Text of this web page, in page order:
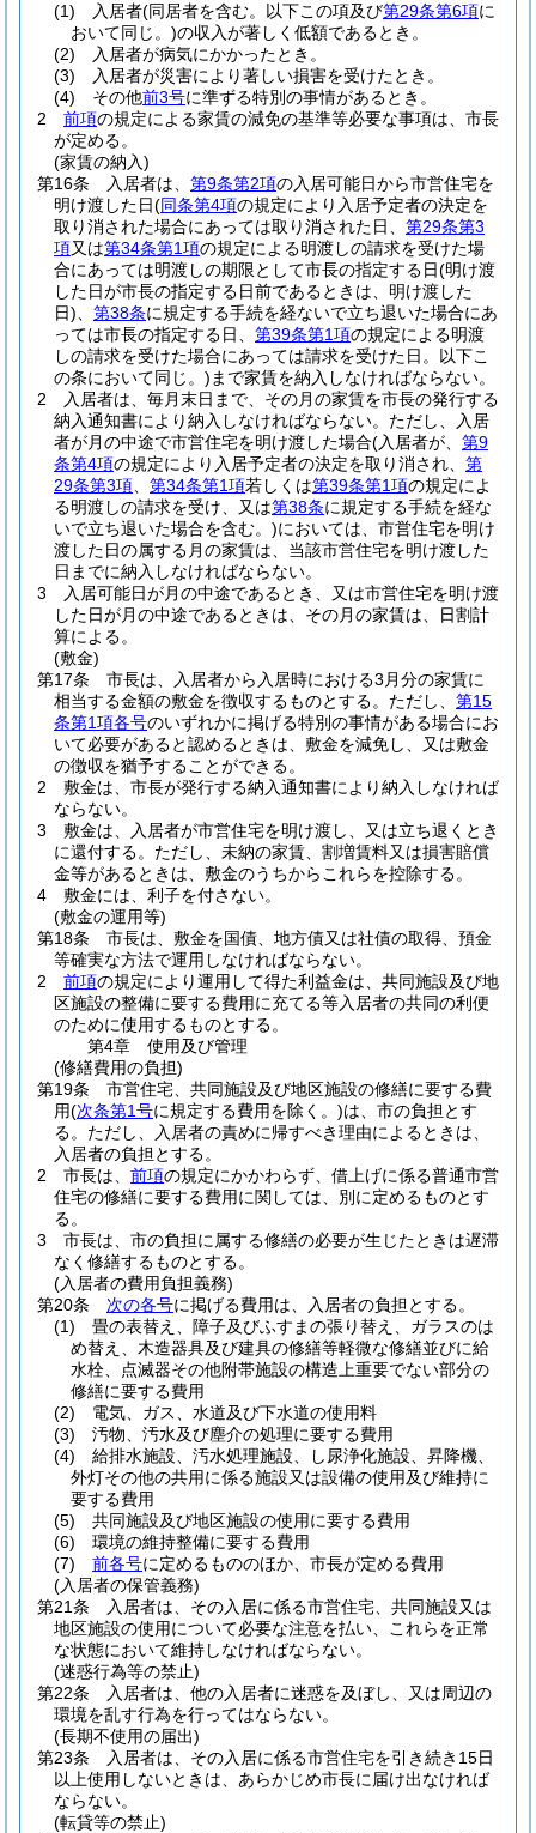
(1)
入居者(同居者を含む。以下この項及び第29条第6項に
おいて同じ。)の収入が著しく低額であるとき。
(2)
入居者が病気にかかったとき。
(3)
入居者が災害により著しい損害を受けたとき。
(4)
その他前3号に準ずる特別の事情があるとき。
2
前項の規定による家賃の減免の基準等必要な事項は、市長
が定める。
(家賃の納入)
第16条
入居者は、 第9条第2項の入居可能日から市営住宅を
明け渡した日(同条第4項の規定により入居予定者の決定を
取り消された場合にあっては取り消された日、 第29条第3
項又は第34条第1項の規定による明渡しの請求を受けた場
合にあっては明渡しの期限として市長の指定する日(明け渡
した日が市長の指定する日前であるときは、明け渡した
日)
第38条に規定する手続を経ないで立ち退いた場合にあ
っては市長の指定する日、 第39条第1項の規定による明渡
しの請求を受けた場合にあっては請求を受けた日。以下こ
の条において同じ。) まで家賃を納入しなければならない。
2
入居者は、毎月末日まで、その月の家賃を市長の発行する
納入通知書により納入しなければならない。 ただし、入居
者が月の中途で市営住宅を明け渡した場合(入居者が、 第9
条第4項の規定により入居予定者の決定を取り消され、 第
29条第3項
第34条第1項若しくは第39条第1項の規定によ
る明渡しの請求を受け、又は第38条に規定する手続を経な
いで立ち退いた場合を含む。)においては、市営住宅を明け
渡した日の属する月の家賃は、当該市営住宅を明け渡した
日までに納入しなければならない。
3
入居可能日が月の中途であるとき、又は市営住宅を明け渡
した日が月の中途であるときは、その月の家賃は、日割計
算による。
(敷金)
第17条
市長は、入居者から入居時における3月分の家賃に
相当する金額の敷金を徴収するものとする。 ただし、 第15
条第1項各号のいずれかに掲げる特別の事情がある場合にお
いて必要があると認めるときは、敷金を減免し、又は敷金
の徴収を猶予することができる。
2
敷金は、市長が発行する納入通知書により納入しなければ
ならない。
3
敷金は、入居者が市営住宅を明け渡し、又は立ち退くとき
に還付する。 ただし、未納の家賃、割増賃料又は損害賠償
金等があるときは、敷金のうちからこれらを控除する。
4
敷金には、利子を付さない。
(敷金の運用等)
第18条
市長は、敷金を国債、地方債又は社債の取得、預金
等確実な方法で運用しなければならない。
2
前項の規定により運用して得た利益金は、共同施設及び地
区施設の整備に要する費用に充てる等入居者の共同の利便
のために使用するものとする。
第4章
使用及び管理
(修繕費用の負担)
第19条
市営住宅、共同施設及び地区施設の修繕に要する費
用(次条第1号に規定する費用を除く。)は、市の負担とす
る。 ただし、入居者の責めに帰すべき理由によるときは、
入居者の負担とする。
2
市長は、 前項の規定にかかわらず、借上げに係る普通市営
住宅の修繕に要する費用に関しては、別に定めるものとす
る。
3
市長は、市の負担に属する修繕の必要が生じたときは遅滞
なく修繕するものとする。
(入居者の費用負担義務)
第20条
次の各号に掲げる費用は、入居者の負担とする。
(1)
畳の表替え、障子及びふすまの張り替え、ガラスのは
め替え、木造器具及び建具の修繕等軽微な修繕並びに給
水栓、点滅器その他附帯施設の構造上重要でない部分の
修繕に要する費用
(2)
電気、ガス、水道及び下水道の使用料
(3)
汚物、汚水及び塵介の処理に要する費用
(4)
給排水施設、汚水処理施設、し尿浄化施設、昇降機、
外灯その他の共用に係る施設又は設備の使用及び維持に
要する費用
(5)
共同施設及び地区施設の使用に要する費用
(6)
環境の維持整備に要する費用
(7)
前各号に定めるもののほか、市長が定める費用
(入居者の保管義務)
第21条
入居者は、その入居に係る市営住宅、共同施設又は
地区施設の使用について必要な注意を払い、これらを正常
な状態において維持しなければならない。
(迷惑行為等の禁止)
第22条
入居者は、他の入居者に迷惑を及ぼし、又は周辺の
環境を乱す行為を行ってはならない。
(長期不使用の届出)
第23条
入居者は、その入居に係る市営住宅を引き続き15日
以上使用しないときは、あらかじめ市長に届け出なければ
ならない。
(転貸等の禁止)